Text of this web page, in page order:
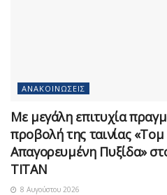
ΑΝΑΚΟΙΝΏΣΕΙΣ
Με μεγάλη επιτυχία
προβολή της ταινίας «Τομ
Απαγορευμένη Πυξίδα»
ΤΙΤΑΝ
8 Αυγούστου 2026